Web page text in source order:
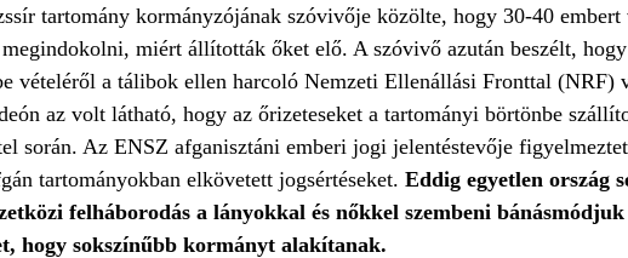
tartomány kormányzójának szóvivője közölte, hogy 30-40
miért állították őket elő. A szóvivő azután beszélt,
vételéről a tálibok ellen harcoló Nemzeti Ellenállási Fronttal (NRF)
az volt látható, hogy az őrizeteseket a tartományi börtönbe
során. Az ENSZ afganisztáni emberi jogi jelentéstevője
tartományokban elkövetett jogsértéseket. Eddig egyetlen ország
felháborodás a lányokkal és nőkkel szembeni
hogy sokszínűbb kormányt alakítanak.